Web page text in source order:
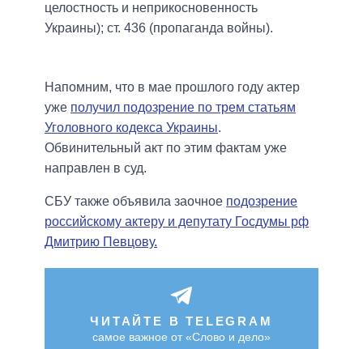
целостность и неприкосновенность
Украины); ⁠ст. 436 (пропаганда войны).
Напомним, что в мае прошлого году актер
уже получил подозрение по трем статьям
Уголовного кодекса Украины.
Обвинительный акт по этим фактам уже
направлен в суд.
СБУ также объявила заочное подозрение
российскому актеру и депутату Госдумы рф
Дмитрию Певцову.
ЧИТАЙТЕ В TELEGRAM
самое важное от «Слово и дело»